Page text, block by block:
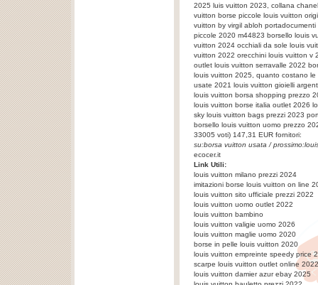
2025 luis vuitton 2023, collana
vuitton borse piccole louis vuitton
vuitton by virgil abloh
piccole 2020 m44823 borsello louis
vuitton 2024 occhiali da sole louis
vuitton 2022 orecchini louis vuitton v
outlet louis vuitton serravalle 2022
louis vuitton 2025, quanto costano
usate 2021 louis vuitton gioielli
louis vuitton borsa shopping prezzo
louis vuitton borse italia outlet 2026
sky louis vuitton bags prezzi 2023
borsello louis vuitton uomo prezzo
33005 voti) 147,31 EUR fornitori:
su:borsa vuitton usata / prossimo:
ecocer.it
Link Utili:
louis vuitton milano prezzi 2024
imitazioni borse louis vuitton on line
louis vuitton sito ufficiale prezzi 2022
louis vuitton uomo outlet 2022
louis vuitton bambino
louis vuitton valigie uomo 2026
louis vuitton maglie uomo 2020
borse in pelle louis vuitton 2020
louis vuitton empreinte speedy price
scarpe louis vuitton outlet online 2022
louis vuitton damier azur ebay 2025